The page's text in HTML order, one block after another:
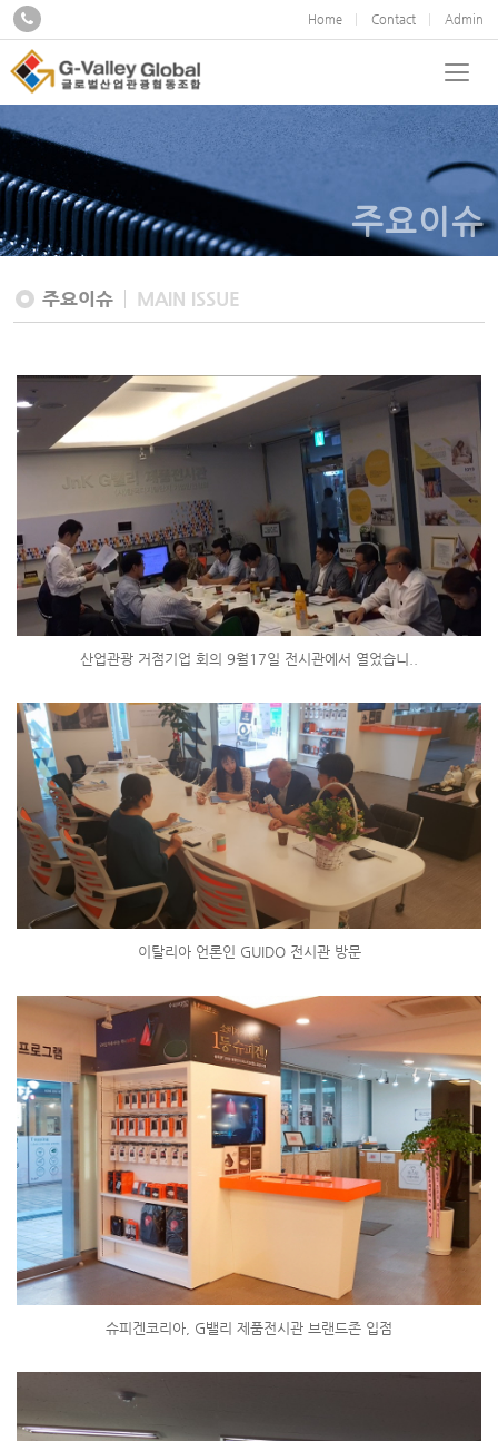
Home Contact Admin
주요이슈
주요이슈 MAIN ISSUE
산업관광 거점기업 회의 9월17일 전시관에서 열었습니..
이탈리아 언론인 GUIDO 전시관 방문
슈피겐코리아, G밸리 제품전시관 브랜드존 입점